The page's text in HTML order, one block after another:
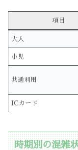
項目
大人
小児
共通利用
ICカード
時期別の混雑